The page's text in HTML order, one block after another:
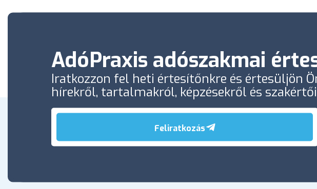
AdóPraxis adószakmai
Iratkozzon fel heti értesítőnkre és értesüljön
hírekről, tartalmakról, képzésekről és
Feliratkozás